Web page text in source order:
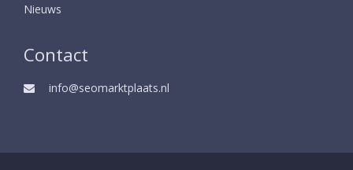
Nieuws
Contact
info@seomarktplaats.nl